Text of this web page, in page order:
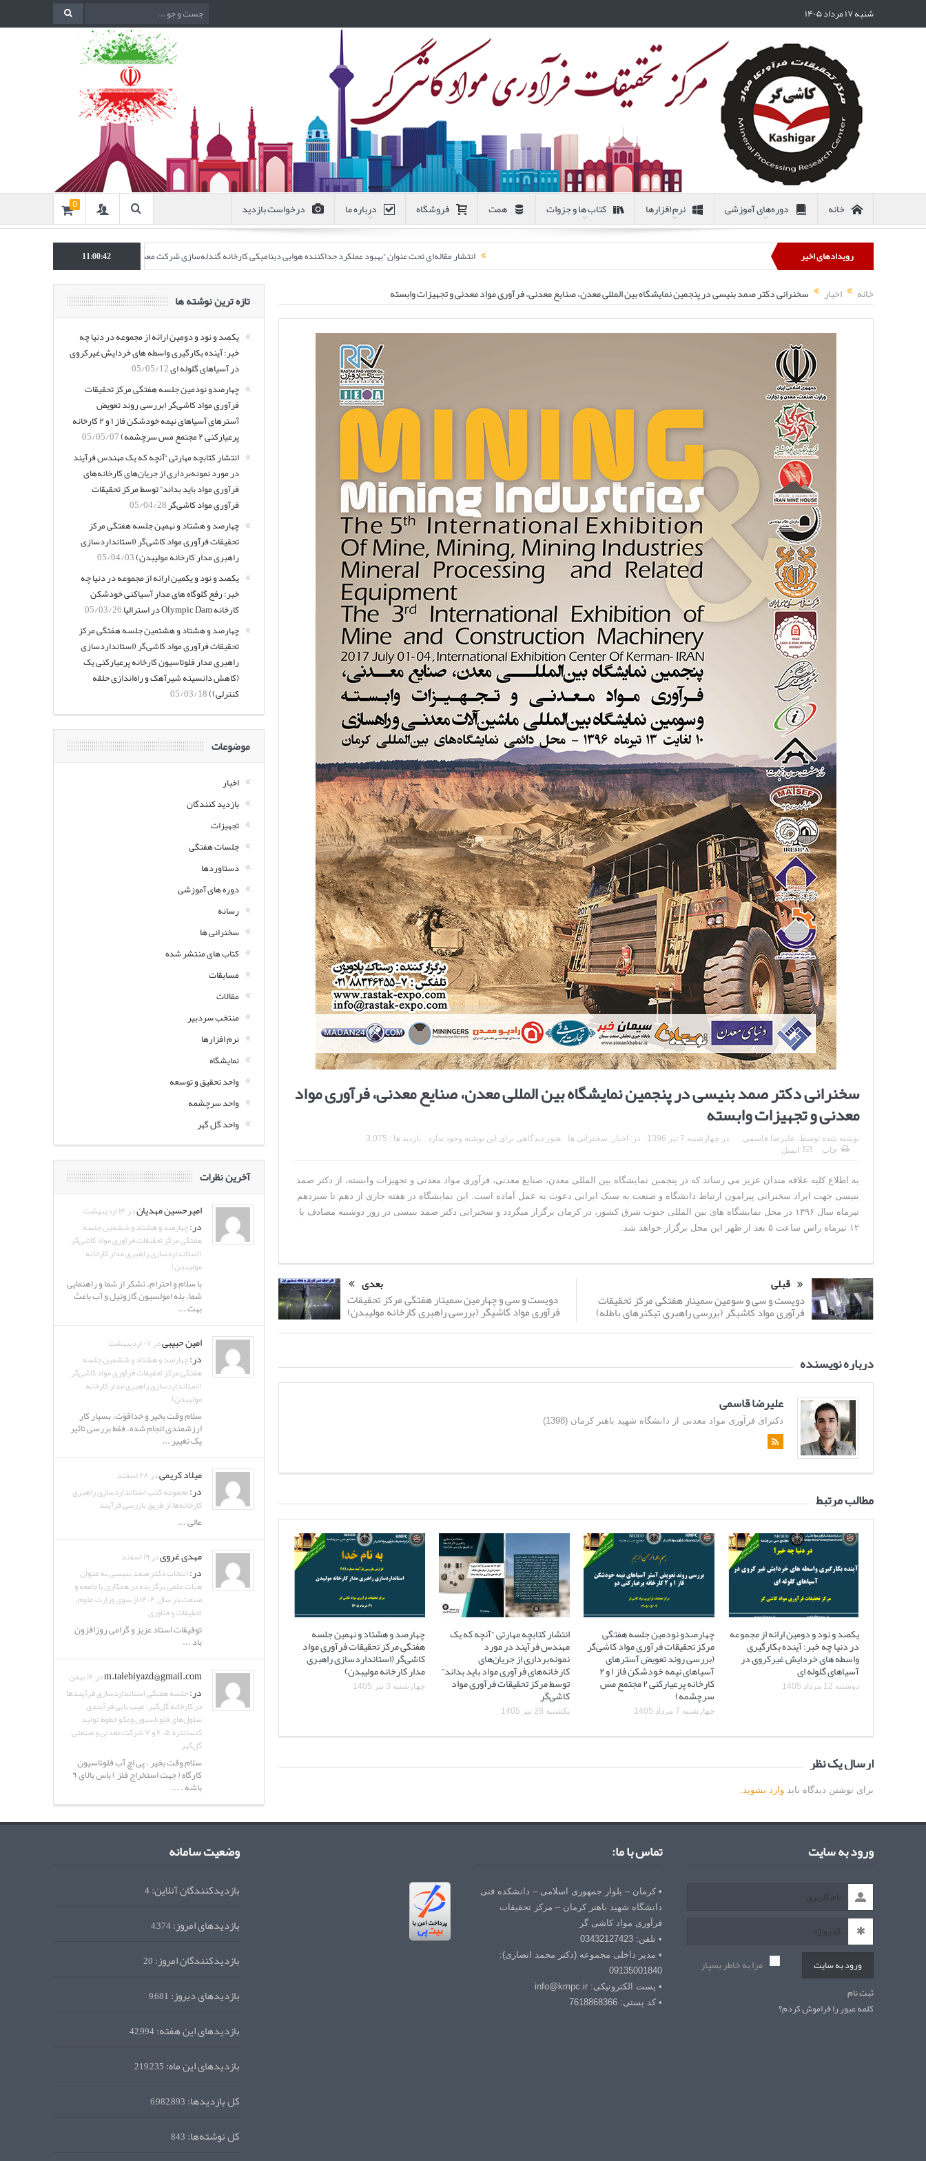
شنبه ۱۷ مرداد ۱۴۰۵
خانه دوره‌های آموزشی نرم افزارها کتاب ها و جزوات همت فروشگاه درباره ما درخواست بازدید 0
رویدادهای اخیر انتشار مقاله‌ای تحت عنوان “بهبود عملکرد جداکننده هوایی دینامیکی کارخانه گندله‌سازی شرکت معدنی و صنعتی گل‌گهر” در نشریه
11:00:43
خانه اخبار سخنرانی دکتر صمد بنیسی در پنجمین نمایشگاه بین المللی معدن، صنایع معدنی، فرآوری مواد معدنی و تجهیزات وابسته
سخنرانی دکتر صمد بنیسی در پنجمین نمایشگاه بین المللی معدن، صنایع معدنی، فرآوری مواد
معدنی و تجهیزات وابسته
نوشته شده توسط: علیرضا قاسمی درچهارشنبه 7 تیر 1396 در: اخبار , سخنرانی ها هنوز دیدگاهی برای این نوشته وجود ندارد
بازدید ها : 3,075
چاپ
ایمیل
به اطلاع کلیه علاقه مندان عزیز می رساند که در پنجمین نمایشگاه بین المللی معدن، صنایع معدنی، فرآوری مواد معدنی و تجهیزات وابسته، از دکتر صمد
بنیسی جهت ایراد سخنرانی پیرامون ارتباط دانشگاه و صنعت به سبک ایرانی دعوت به عمل آماده است. این نمایشگاه در هفته جاری از دهم تا سیزدهم
تیرماه سال ۱۳۹۶ در محل نمایشگاه های بین المللی جنوب شرق کشور، در کرمان برگزار میگردد و سخنرانی دکتر صمد بنیسی در روز دوشنبه مصادف با
۱۲ تیرماه راس ساعت ۵ بعد از ظهر این محل برگزار خواهد شد.
قبلی
دویست و سی و سومین سمینار هفتگی مرکز تحقیقات
فرآوری مواد کاشیگر (بررسی راهبری تیکنرهای باطله)
بعدی
دویست و سی و چهارمین سمینار هفتگی مرکز تحقیقات
فرآوری مواد کاشیگر (بررسی راهبری کارخانه مولیبدن)
درباره نویسنده
علیرضا قاسمی
دکترای فرآوری مواد معدنی از دانشگاه شهید باهنر کرمان (1398)
مطالب مرتبط
یکصد و نود و دومین ارائه از مجموعه
در دنیا چه خبر: آینده بکارگیری
واسطه های خردایش غیرکروی در
آسیاهای گلوله ای
دوشنبه 12 مرداد 1405
چهارصدو نودمین جلسه هفتگی
مرکز تحقیقات فرآوری مواد کاشی‌گر
(بررسی روند تعویض آسترهای
آسیاهای نیمه خودشکن فاز ۱ و ۲
کارخانه پرعیارکنی ۲ مجتمع مس
سرچشمه)
چهارشنبه 7 مرداد 1405
انتشار کتابچه مهارتی “آنچه که یک
مهندس فرآیند در مورد
نمونه‌برداری از جریان‌های
کارخانه‌های فرآوری مواد باید بداند”
توسط مرکز تحقیقات فرآوری مواد
کاشی‌گر
یکشنبه 28 تیر 1405
چهارصد و هشتاد و نهمین جلسه
هفتگی مرکز تحقیقات فرآوری مواد
کاشی‌گر (استانداردسازی راهبری
مدار کارخانه مولیبدن)
چهارشنبه 3 تیر 1405
ارسال یک نظر
برای نوشتن دیدگاه بایدوارد بشوید
تازه ترین نوشته ها
یکصد و نود و دومین ارائه از مجموعه در دنیا چه
خبر: آینده بکارگیری واسطه های خردایش غیرکروی
در آسیاهای گلوله ای05/05/12
چهارصدو نودمین جلسه هفتگی مرکز تحقیقات
فرآوری مواد کاشی‌گر (بررسی روند تعویض
آسترهای آسیاهای نیمه خودشکن فاز ۱ و ۲ کارخانه
پرعیارکنی ۲ مجتمع مس سرچشمه)
05/05/07
انتشار کتابچه مهارتی “آنچه که یک مهندس فرآیند
در مورد نمونه‌برداری از جریان‌های کارخانه‌های
فرآوری مواد باید بداند” توسط مرکز تحقیقات
فرآوری مواد کاشی‌گر05/04/28
چهارصد و هشتاد و نهمین جلسه هفتگی مرکز
تحقیقات فرآوری مواد کاشی‌گر (استانداردسازی
راهبری مدار کارخانه مولیبدن)05/04/03
یکصد و نود و یکمین ارائه از مجموعه در دنیا چه
خبر: رفع گلوگاه های مدار آسیاکنی خودشکن
کارخانه Olympic Dam در استرالیا
05/03/26
چهارصد و هشتاد و هشتمین جلسه هفتگی مرکز
تحقیقات فرآوری مواد کاشی‌گر (استانداردسازی
راهبری مدار فلوتاسیون کارخانه پرعیارکنی یک
(کاهش دانسیته شیرآهک و راه‌اندازی حلقه
کنترلی))05/03/18
موضوعات
اخبار
بازدید کنندگان
تجهیزات
جلسات هفتگی
دستاوردها
دوره های آموزشی
رسانه
سخنرانی ها
کتاب های منتشر شده
مسابقات
مقالات
منتخب سردبیر
نرم افزارها
نمایشگاه
واحد تحقیق و توسعه
واحد سرچشمه
واحد گل گهر
آخرین نظرات
امیرحسین مهدیاندر ۱۴ اردیبهشت
در:چهارصد و هشتاد و ششمین جلسه
هفتگی مرکز تحقیقات فرآوری مواد کاشی‌گر
(استانداردسازی راهبری مدار کارخانه
مولیبدن)
با سلام و احترام. تشکر از شما و راهنمایی
شما. بله امولسیون گازوئیل و آب باعث
بهت ...
امین حبیبیدر ۰۷ اردیبهشت
در:چهارصد و هشتاد و ششمین جلسه
هفتگی مرکز تحقیقات فرآوری مواد کاشی‌گر
(استانداردسازی راهبری مدار کارخانه
مولیبدن)
سلام وقت بخیر و خداقوّت. بسیار کار
ارزشمندی انجام شده. فقط بررسی تاثیر
یک تغییر ...
میلاد کریمیدر ۲۸ اسفند
در:مجموعه کتب استانداردسازی راهبری
کارخانه‌ها از طریق بازرسی فرآیند
عالی ...
مهدی غرویدر ۱۹ اسفند
در:انتخاب دکتر صمد بنیسی به عنوان
هیات علمی برگزیده در همکاری با جامعه و
صنعت در سال ۱۴۰۴ از سوی وزارت علوم،
تحقیقات و فناوری
توفیقات استاد عزیز و گرامی روزافزون
باد ...
m.talebiyazd@gmail.comدر ۱۶ بهمن
در:جلسه هفتگی استانداردسازی فرآیندها
در کارخانه گل‌گهر: عیب یابی فرآیندی
سلول‌های فلوتاسیون ومکو خطوط تولید
کنسانتره ۵، ۶ و ۷ شرکت معدنی و صنعتی
گل‌گهر
سلام وقت بخیر . پی اچ آب فلوتاسیون
کارگاه ( جهت استخراج فلز ) باس بالای ۹
باشه . ...
ورود به سایت
ورود به سایت مرا به خاطر بسپار
ثبت نام
کلمه عبور را فراموش کردم؟
تماس با ما:
• کرمان – بلوار جمهوری اسلامی – دانشکده فنی
دانشگاه شهید باهنر کرمان – مرکز تحقیقات
فرآوری مواد کاشی گر
• تلفن: 03432127423
• مدیر داخلی مجموعه (دکتر محمد انصاری):
09135001840
• پست الکترونیکی: info@kmpc.ir
• کد پستی: 7618868366
وضعیت سامانه
بازدیدکنندگان آنلاین:4
بازدیدهای امروز:4,374
بازدیدکنندگان امروز:20
بازدیدهای دیروز:9,681
بازدیدهای این هفته:42,994
بازدیدهای این ماه:219,235
کل بازدیدها:6,982,893
کل نوشته‌ها:843